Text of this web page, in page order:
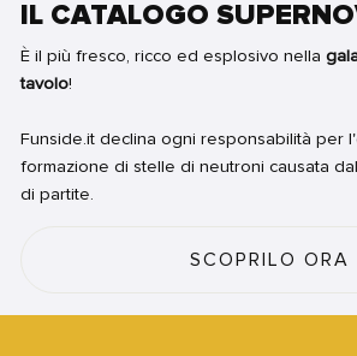
IL CATALOGO
È il più fresco, ricco ed esplosivo nella
tavolo!
Funside.it declina ogni responsabilità per
formazione di stelle di neutroni causata
di partite.
SCOPRILO ORA